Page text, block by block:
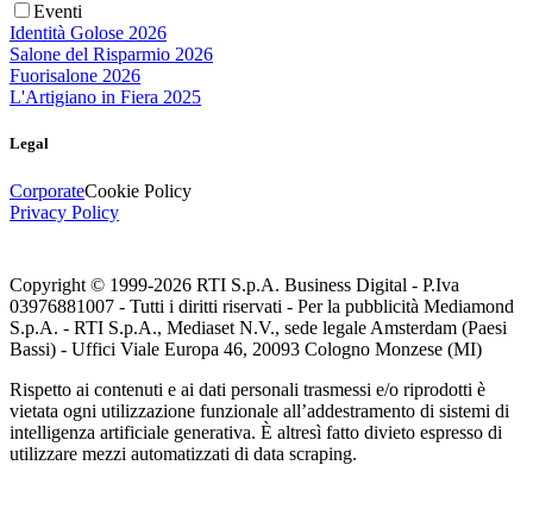
Eventi
Identità Golose 2026
Salone del Risparmio 2026
Fuorisalone 2026
L'Artigiano in Fiera 2025
Legal
CorporateCookie Policy
Privacy Policy
Copyright © 1999-2026 RTI S.p.A. Business Digital - P.Iva
03976881007 - Tutti i diritti riservati - Per la pubblicità Mediamond
S.p.A. - RTI S.p.A., Mediaset N.V., sede legale Amsterdam (Paesi
Bassi) - Uffici Viale Europa 46, 20093 Cologno Monzese (MI)
Rispetto ai contenuti e ai dati personali trasmessi e/o riprodotti è
vietata ogni utilizzazione funzionale all’addestramento di sistemi di
intelligenza artificiale generativa. È altresì fatto divieto espresso di
utilizzare mezzi automatizzati di data scraping.